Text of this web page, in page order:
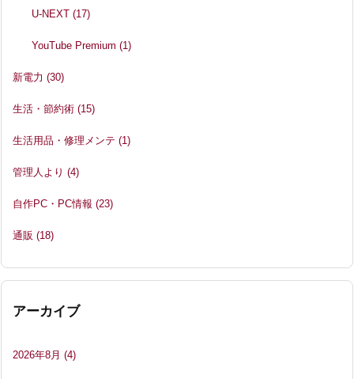
U-NEXT(17)
YouTube Premium(1)
新電力 (30)
生活・節約術 (15)
生活用品・修理メンテ (1)
管理人より (4)
自作PC・PC情報 (23)
通販 (18)
アーカイブ
2026年8月 (4)